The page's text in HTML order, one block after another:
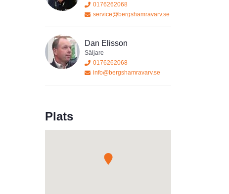
0176262068
service@bergshamravarv.se
Dan Elisson
Säljare
0176262068
info@bergshamravarv.se
Plats